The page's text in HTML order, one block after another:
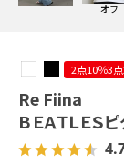
オフ
2点10％3
Re Fiina
ＢＥＡＴＬＥＳ